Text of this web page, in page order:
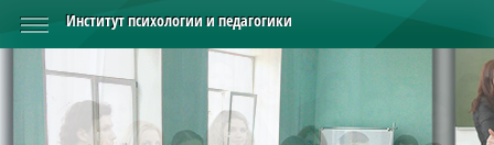
Институт психологии и педагогики